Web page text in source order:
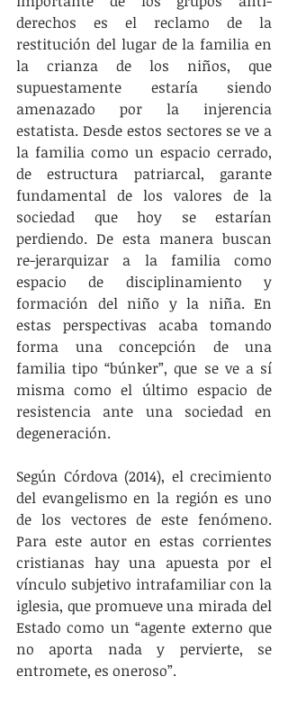
derechos es el reclamo de la
restitución del lugar de la familia en
la crianza de los niños, que
supuestamente estaría siendo
amenazado por la injerencia
estatista. Desde estos sectores se ve a
la familia como un espacio cerrado,
de estructura patriarcal, garante
fundamental de los valores de la
sociedad que hoy se estarían
perdiendo. De esta manera buscan
re-jerarquizar a la familia como
espacio de disciplinamiento y
formación del niño y la niña. En
estas perspectivas acaba tomando
forma una concepción de una
familia tipo “búnker”, que se ve a sí
misma como el último espacio de
resistencia ante una sociedad en
degeneración.
Según Córdova (2014), el crecimiento
del evangelismo en la región es uno
de los vectores de este fenómeno.
Para este autor en estas corrientes
cristianas hay una apuesta por el
vínculo subjetivo intrafamiliar con la
iglesia, que promueve una mirada del
Estado como un “agente externo que
no aporta nada y pervierte, se
entromete, es oneroso”.